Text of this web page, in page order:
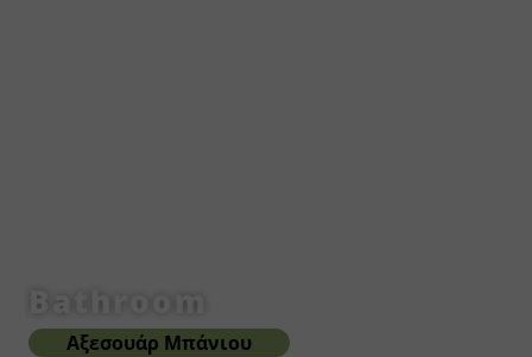
Bathroom
Αξεσουάρ Μπάνιου